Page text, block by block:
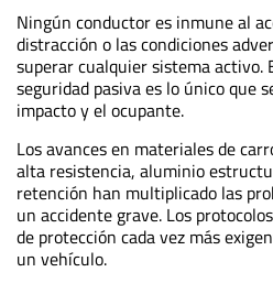
Ningún conductor es inmune al
distracción o las condiciones
superar cualquier sistema activo.
seguridad pasiva es lo único que
impacto y el ocupante.
Los avances en materiales de
alta resistencia, aluminio
retención han multiplicado las
un accidente grave. Los
de protección cada vez más
un vehículo.